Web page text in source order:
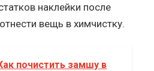
наклейки после
вещь в химчистку.
почистить замшу в